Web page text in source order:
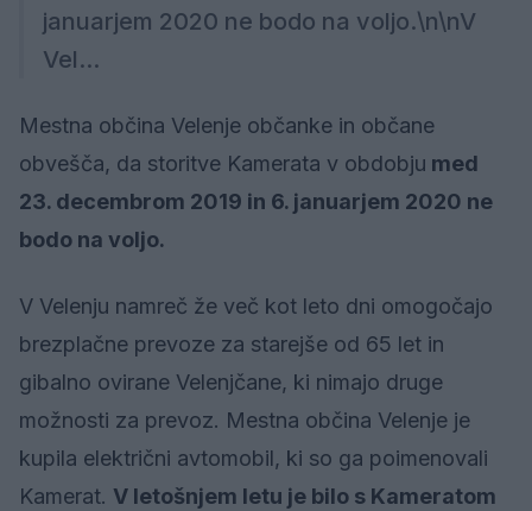
januarjem 2020 ne bodo na voljo.\n\nV
Vel...
Mestna občina Velenje občanke in občane
obvešča, da storitve Kamerata v obdobju med
23. decembrom 2019 in 6. januarjem 2020 ne
bodo na voljo.
V Velenju namreč že več kot leto dni omogočajo
brezplačne prevoze za starejše od 65 let in
gibalno ovirane Velenjčane, ki nimajo druge
možnosti za prevoz. Mestna občina Velenje je
kupila električni avtomobil, ki so ga poimenovali
Kamerat. V letošnjem letu je bilo s Kameratom